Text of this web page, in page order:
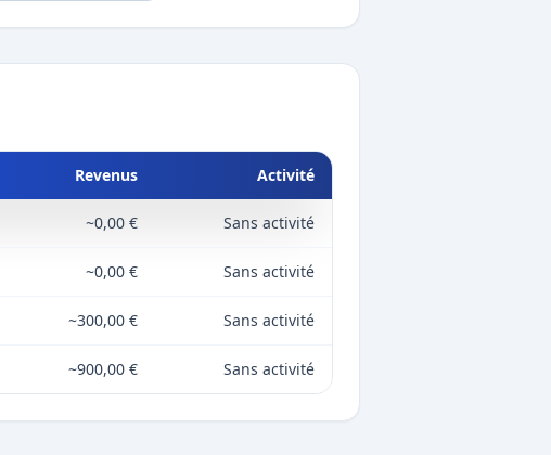
Revenus Activité
~0,00 € Sans activité
~0,00 € Sans activité
~300,00 € Sans activité
~900,00 € Sans activité